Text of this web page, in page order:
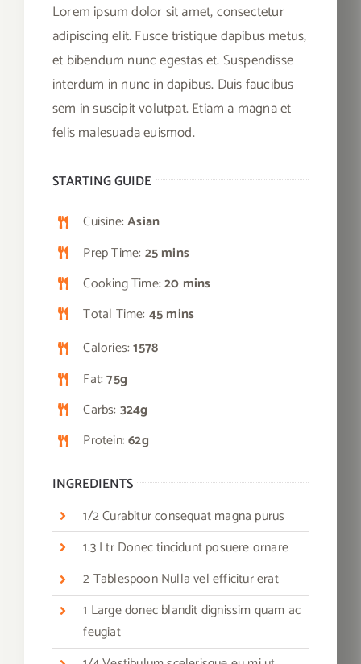
Lorem ipsum dolor sit amet, consectetur
adipiscing elit. Fusce tristique dapibus metus,
et bibendum nunc egestas et. Suspendisse
interdum in nunc in dapibus. Duis faucibus
sem in suscipit volutpat. Etiam a magna et
felis malesuada euismod.
STARTING GUIDE
Cuisine:Asian
Prep Time: 25 mins
Cooking Time:20 mins
Total Time: 45 mins
Calories:1578
Fat:75g
Carbs: 324g
Protein:62g
INGREDIENTS
1/2 Curabitur consequat magna purus
1.3 Ltr Donec tincidunt posuere ornare
2 Tablespoon Nulla vel efficitur erat
1 Large donec blandit dignissim quam ac
feugiat